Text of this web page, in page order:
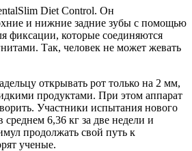
Diet Control. Он
и нижние задние зубы с помощью
фиксации, которые соединяются
Так, человек не может жевать
открывать рот только на 2 мм,
продуктами. При этом аппарат
Участники испытания нового
среднем 6,36 кг за две недели и
продолжать свой путь к
ученые.